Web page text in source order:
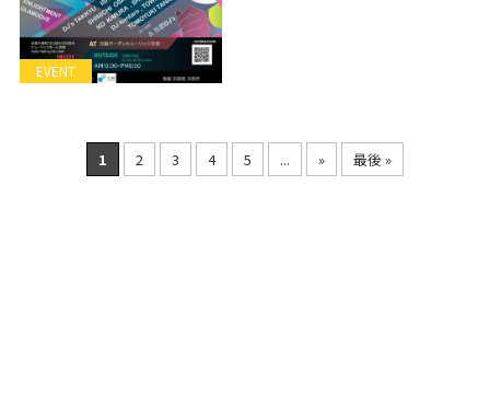
EVENT
1 2 3 4 5 ... » 最後 »